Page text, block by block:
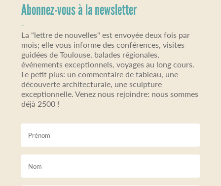
Abonnez-vous à la newsletter
-
La "lettre de nouvelles" est envoyée deux fois par
mois; elle vous informe des conférences, visites
guidées de Toulouse, balades régionales,
événements exceptionnels, voyages au long cours.
Le petit plus: un commentaire de tableau, une
découverte architecturale, une sculpture
exceptionnelle. Venez nous rejoindre: nous sommes
déjà 2500 !